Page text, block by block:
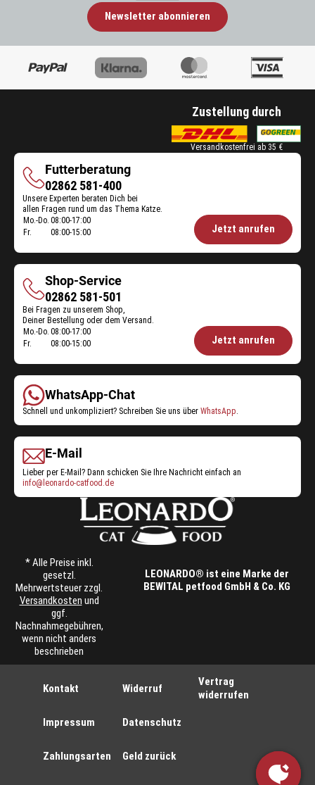
Newsletter abonnieren
Zustellung durch
Versandkostenfrei ab 35 €
Futterberatung
Futterberatung
02862 581-400
Unsere Experten beraten Dich bei
allen Fragen rund um das Thema Katze.
Öffnungszeiten
Mo.-Do. 08:00-17:00
Fr.
08:00-15:00 Jetzt anrufen
Shop-Service
Shop-
Service
02862 581-501
Bei Fragen zu unserem Shop,
Deiner Bestellung oder dem Versand.
Öffnungszeiten
Mo.-Do. 08:00-17:00
Fr.
08:00-15:00 Jetzt anrufen
WhatsApp-Chat
Schnell und unkompliziert? Schreiben Sie uns über WhatsApp
E-Mail
Lieber per E-Mail? Dann schicken Sie Ihre Nachricht einfach an
info@leonardo-catfood.de
* Alle Preise inkl.
gesetzl.
Mehrwertsteuer zzgl.
Versandkosten und
ggf.
Nachnahmegebühren,
wenn nicht anders
beschrieben
LEONARDO® ist eine Marke der
BEWITAL petfood GmbH & Co. KG
Kontakt
Impressum
Zahlungsarten
Widerruf
Datenschutz
Geld zurück
Vertrag
widerrufen